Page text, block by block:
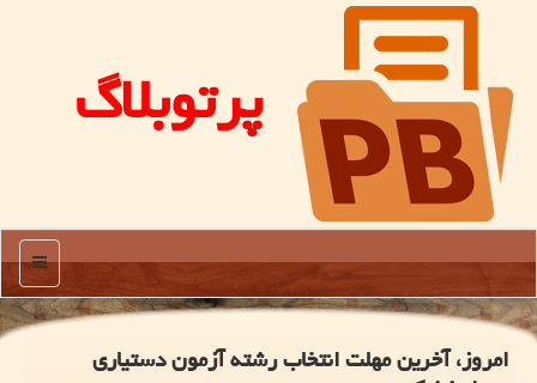
پرتوبلاگ
منو
امروز، آخرین مهلت انتخاب رشته آزمون دستیاری